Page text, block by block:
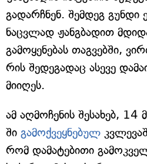
გადარჩნენ. შემდეგ გუნდი
ნაცვლად ჟანგბადით
გამოყენებას თაგვებში,
რის შედეგადაც ასევე
მიიღეს.
ამ აღმოჩენის შესახებ,
ში გამოქვეყნებულ
რომ დამატებითი